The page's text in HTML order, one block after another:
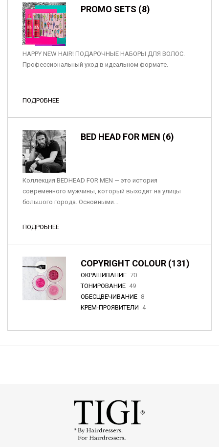
PROMO SETS (8)
HAPPY NEW HAIR! ПОДАРОЧНЫЕ НАБОРЫ ДЛЯ ВОЛОС.
Профессиональный уход в идеальном формате.
ПОДРОБНЕЕ
BED HEAD FOR MEN (6)
Коллекция BEDHEAD FOR MEN — это история
современного мужчины, который выходит на улицы
большого города. Основными...
ПОДРОБНЕЕ
COPYRIGHT COLOUR (131)
ОКРАШИВАНИЕ 70
ТОНИРОВАНИЕ 49
ОБЕСЦВЕЧИВАНИЕ 8
КРЕМ-ПРОЯВИТЕЛИ 4